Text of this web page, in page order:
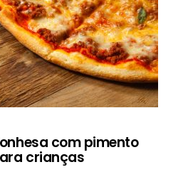
com pimento
crianças